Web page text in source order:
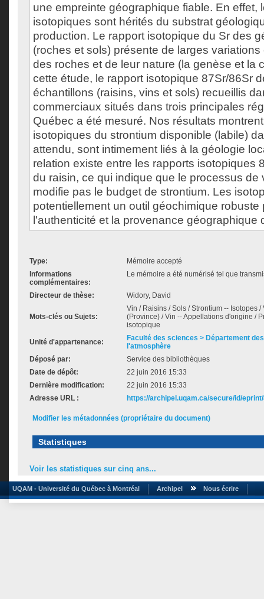
une empreinte géographique fiable. En effet,
isotopiques sont hérités du substrat
production. Le rapport isotopique du Sr des
(roches et sols) présente de larges
des roches et de leur nature (la genèse et la
cette étude, le rapport isotopique 87Sr/86Sr
échantillons (raisins, vins et sols) recueillis
commerciaux situés dans trois principales
Québec a été mesuré. Nos résultats
isotopiques du strontium disponible (labile)
attendu, sont intimement liés à la géologie
relation existe entre les rapports isotopiques
du raisin, ce qui indique que le processus de
modifie pas le budget de strontium. Les
potentiellement un outil géochimique robuste
l'authenticité et la provenance géographique
Type:
Mémoire accepté
Informations
complémentaires:
Le mémoire a été numérisé tel que
Directeur de thèse: Widory, David
Mots-clés ou Sujets:
Vin / Raisins / Sols / Strontium -- Isotopes
(Province) / Vin -- Appellations d'origine /
isotopique
Unité d'appartenance:
Faculté des sciences > Département
l'atmosphère
Déposé par:
Service des bibliothèques
Date de dépôt:
22 juin 2016 15:33
Dernière modification:
22 juin 2016 15:33
Adresse URL :
https://archipel.uqam.ca/secure/id/
Modifier les métadonnées (propriétaire du document)
Statistiques
Voir les statistiques sur cinq ans...
UQAM - Université du Québec à Montréal Archipel Nous écrire